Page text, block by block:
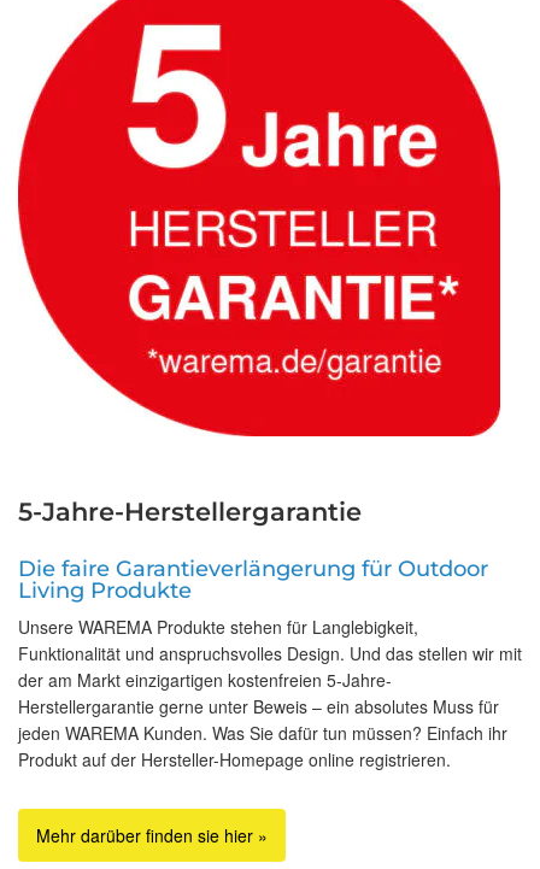
5-Jahre-Herstellergarantie
Die faire Garantieverlängerung für Outdoor
Living Produkte
Unsere WAREMA Produkte stehen für Langlebigkeit,
Funktionalität und anspruchsvolles Design. Und das stellen wir mit
der am Markt einzigartigen kostenfreien 5-Jahre-
Herstellergarantie gerne unter Beweis – ein absolutes Muss für
jeden WAREMA Kunden. Was Sie dafür tun müssen? Einfach ihr
Produkt auf der Hersteller-Homepage online registrieren.
Mehr darüber finden sie hier »